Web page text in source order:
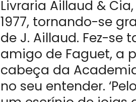
Livraria Aillaud &
1977, tornando-se
de J. Aillaud. Fez-se
amigo de Faguet, a
cabeça da
no seu entender.